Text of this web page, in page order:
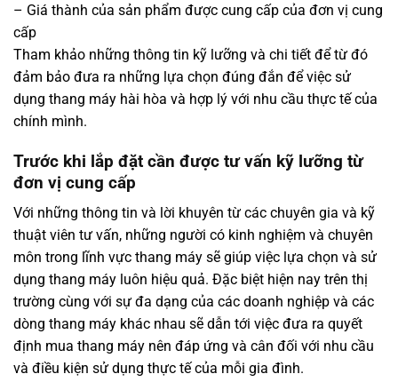
– Giá thành của sản phẩm được cung cấp của đơn vị cung
cấp
Tham khảo những thông tin kỹ lưỡng và chi tiết để từ đó
đảm bảo đưa ra những lựa chọn đúng đắn để việc sử
dụng thang máy hài hòa và hợp lý với nhu cầu thực tế của
chính mình.
Trước khi lắp đặt cần được tư vấn kỹ lưỡng từ
đơn vị cung cấp
Với những thông tin và lời khuyên từ các chuyên gia và kỹ
thuật viên tư vấn, những người có kinh nghiệm và chuyên
môn trong lĩnh vực thang máy sẽ giúp việc lựa chọn và sử
dụng thang máy luôn hiệu quả. Đặc biệt hiện nay trên thị
trường cùng với sự đa dạng của các doanh nghiệp và các
dòng thang máy khác nhau sẽ dẫn tới việc đưa ra quyết
định mua thang máy nên đáp ứng và cân đối với nhu cầu
và điều kiện sử dụng thực tế của mỗi gia đình.